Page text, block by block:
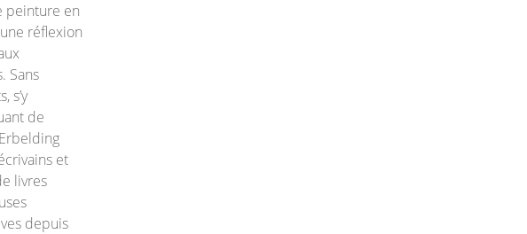
peinture en
réflexion
Sans
s’y
de
et
livres
depuis